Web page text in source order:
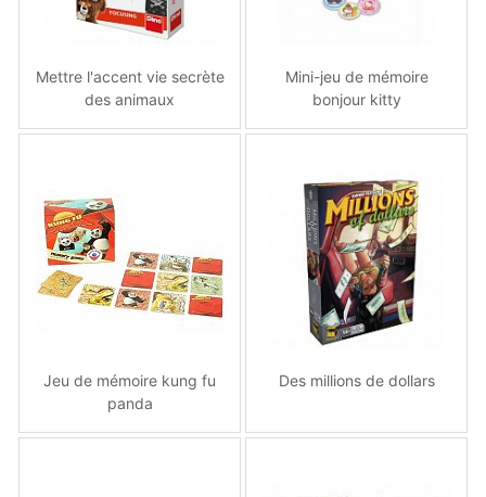
Mettre l'accent vie secrète
des animaux
Mini-jeu de mémoire
bonjour kitty
Jeu de mémoire kung fu
panda
Des millions de dollars